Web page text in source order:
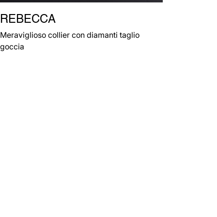
REBECCA
Meraviglioso collier con diamanti taglio
goccia